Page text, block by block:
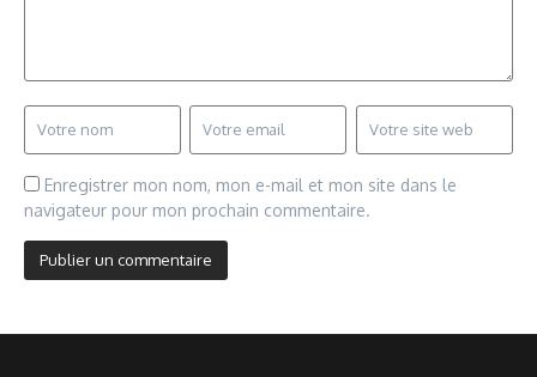
Enregistrer mon nom, mon e-mail et mon site dans le
navigateur pour mon prochain commentaire.